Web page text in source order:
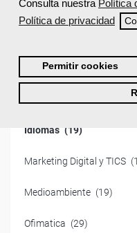
Consulta nuestra Política
Política de privacidad
Permitir cookies
Entrevistas (35)
Formación programada
Idiomas (19)
Marketing Digital y TICS
Medioambiente (19)
Ofimatica (29)